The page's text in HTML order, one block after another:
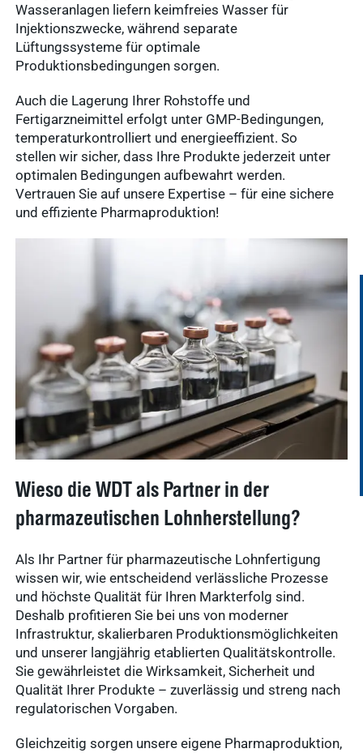
Wasseranlagen liefern keimfreies Wasser für
Injektionszwecke, während separate
Lüftungssysteme für optimale
Produktionsbedingungen sorgen.
Auch die Lagerung Ihrer Rohstoffe und
Fertigarzneimittel erfolgt unter GMP-Bedingungen,
temperaturkontrolliert und energieeffizient. So
stellen wir sicher, dass Ihre Produkte jederzeit unter
optimalen Bedingungen aufbewahrt werden.
Vertrauen Sie auf unsere Expertise – für eine sichere
und effiziente Pharmaproduktion!
Wieso die WDT als Partner in der
pharmazeutischen Lohnherstellung?
Als Ihr Partner für pharmazeutische Lohnfertigung
wissen wir, wie entscheidend verlässliche Prozesse
und höchste Qualität für Ihren Markterfolg sind.
Deshalb profitieren Sie bei uns von moderner
Infrastruktur, skalierbaren Produktionsmöglichkeiten
und unserer langjährig etablierten Qualitätskontrolle.
Sie gewährleistet die Wirksamkeit, Sicherheit und
Qualität Ihrer Produkte – zuverlässig und streng nach
regulatorischen Vorgaben.
Gleichzeitig sorgen unsere eigene Pharmaproduktion,